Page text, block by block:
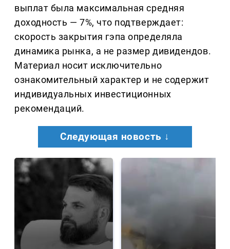
выплат была максимальная средняя
доходность — 7%, что подтверждает:
скорость закрытия гэпа определяла
динамика рынка, а не размер дивидендов.
Материал носит исключительно
ознакомительный характер и не содержит
индивидуальных инвестиционных
рекомендаций.
Следующая новость ↓